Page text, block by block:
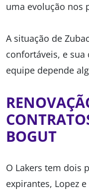
uma evolução nos
A situação de
confortáveis, e
equipe depende
BOGUT
O Lakers tem dois
expirantes, Lopez